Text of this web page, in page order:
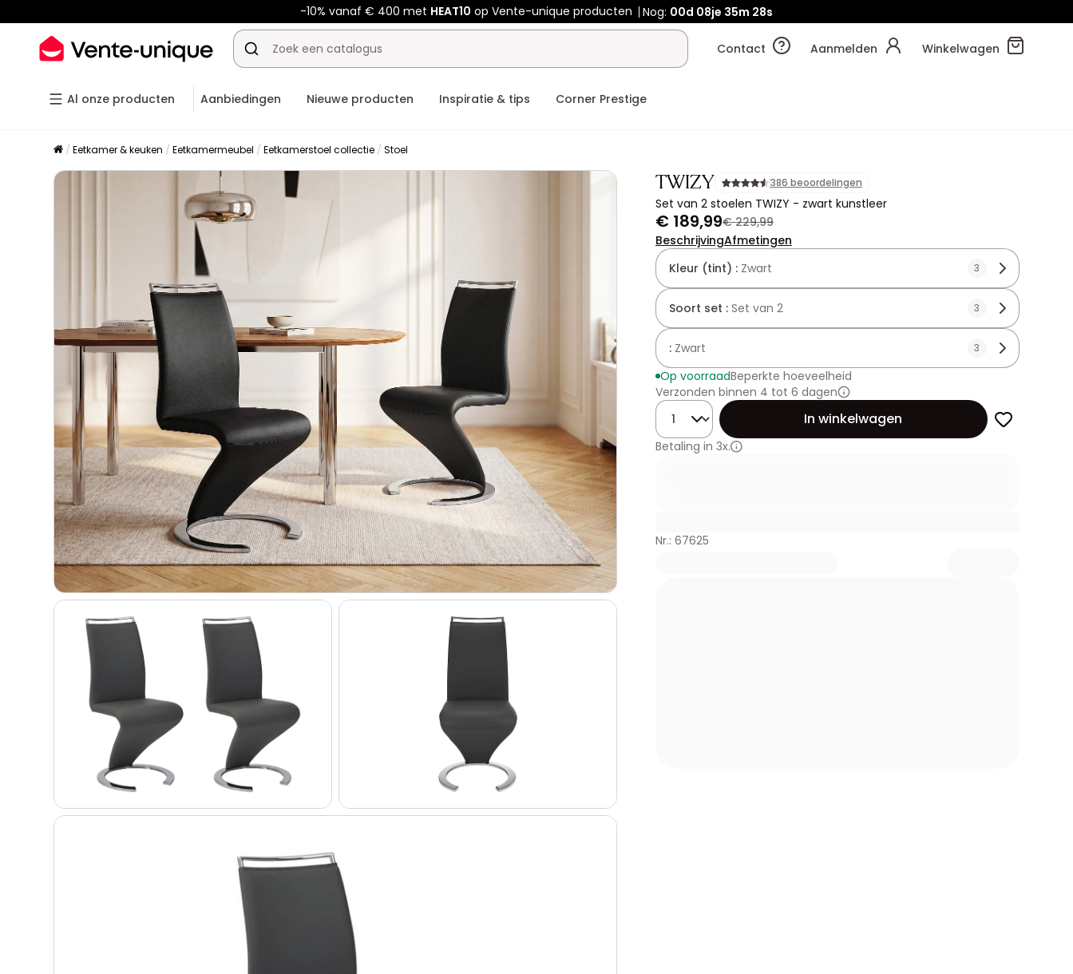
-10% vanaf € 400 met HEAT10 op Vente-unique producten Nog: 00d 08je 35m 26s
Contact Aanmelden Winkelwagen
Al onze producten Aanbiedingen Nieuwe producten Inspiratie & tips Corner Prestige
Eetkamer & keuken Eetkamermeubel Eetkamerstoel collectie Stoel
TWIZY 386 beoordelingen
Set van 2 stoelen TWIZY - zwart kunstleer
€ 189,99€ 229,99
BeschrijvingAfmetingen
Kleur (tint) : Zwart 3
Soort set : Set van 2 3
: Zwart 3
Op voorraadBeperkte hoeveelheid
Verzonden binnen 4 tot 6 dagen
Hoeveelheid
In winkelwagen
Betaling in 3x.
Nr.: 67625